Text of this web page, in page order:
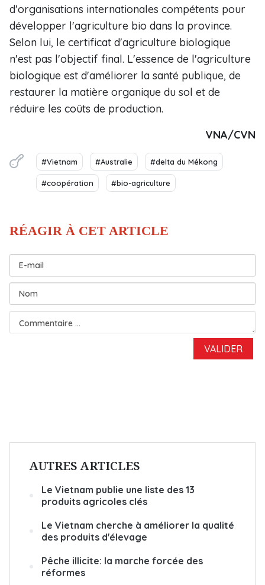
d'organisations internationales compétents pour
développer l'agriculture bio dans la province.
Selon lui, le certificat d'agriculture biologique
n'est pas l'objectif final. L'essence de l'agriculture
biologique est d'améliorer la santé publique, de
restaurer la matière organique du sol et de
réduire les coûts de production.
VNA/CVN
#Vietnam #Australie #delta du Mékong
#coopération #bio-agriculture
AUTRES ARTICLES
Le Vietnam publie une liste des 13
produits agricoles clés
Le Vietnam cherche à améliorer la qualité
des produits d'élevage
Pêche illicite: la marche forcée des
réformes